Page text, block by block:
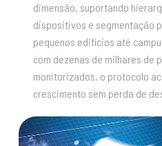
dimensão, suportando
dispositivos e segmentação
pequenos edifícios até
com dezenas de milhares de
monitorizados, o protocolo
crescimento sem perda de